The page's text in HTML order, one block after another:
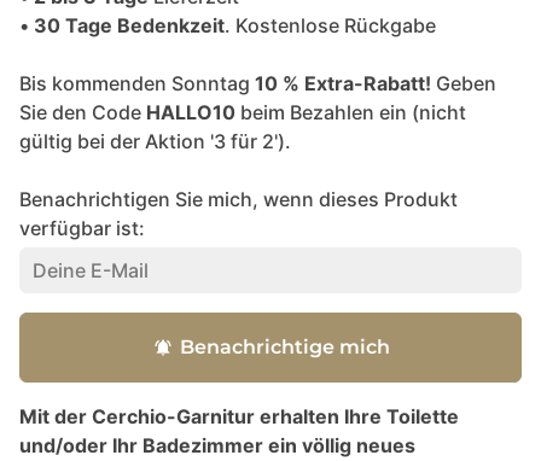
• 30 Tage Bedenkzeit. Kostenlose Rückgabe
Bis kommenden Sonntag 10 % Extra-Rabatt! Geben
Sie den Code HALLO10 beim Bezahlen ein (nicht
gültig bei der Aktion '3 für 2').
Benachrichtigen Sie mich, wenn dieses Produkt
verfügbar ist:
notifications_active Benachrichtige mich
Mit der Cerchio-Garnitur erhalten Ihre Toilette
und/oder Ihr Badezimmer ein völlig neues